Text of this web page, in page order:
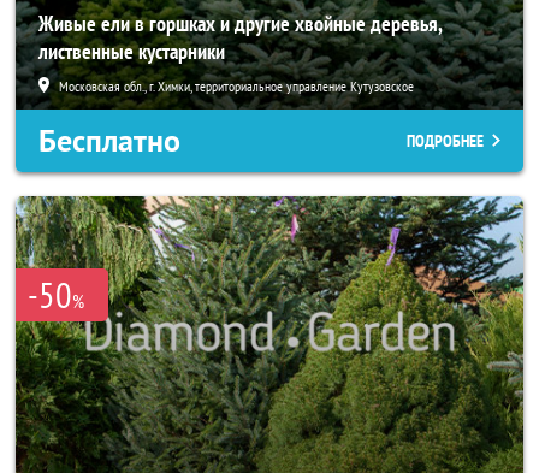
Живые ели в горшках и другие хвойные деревья,
лиственные кустарники
Московская обл., г. Химки, территориальное управление Кутузовское
Бесплатно ПОДРОБНЕЕ
-50%